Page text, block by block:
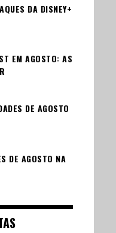
DA DISNEY+
EM AGOSTO: AS
DE AGOSTO
DE AGOSTO NA